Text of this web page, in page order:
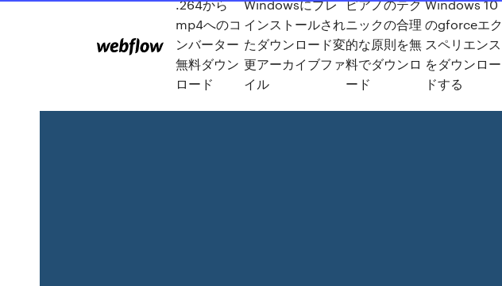
.264から
mp4へのコ
ンバーター
無料ダウン
ロード
Windowsにプレ
インストールされ
たダウンロード変
更アーカイブファ
イル
ピアノのテク
ニックの合理
的な原則を無
料でダウンロ
ード
Windows 10
のgforceエク
スペリエンス
をダウンロー
ドする